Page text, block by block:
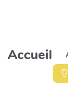
Aller au
Accueil